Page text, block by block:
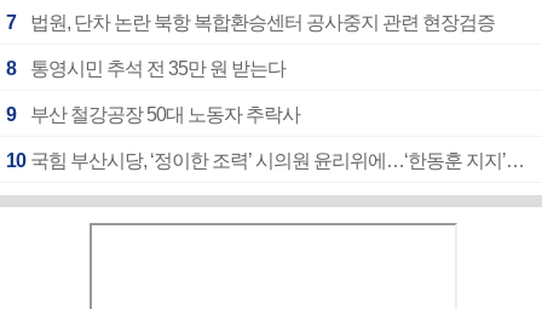
7 법원, 단차 논란 북항 복합환승센터 공사중지 관련 현장검증
8 통영시민 추석 전 35만 원 받는다
9 부산 철강공장 50대 노동자 추락사
10 국힘 부산시당, ‘정이한 조력’ 시의원 윤리위에…‘한동훈 지지’도 신고접수